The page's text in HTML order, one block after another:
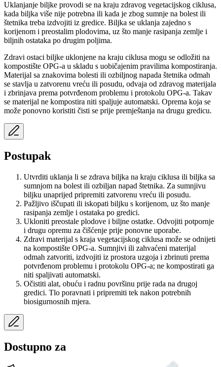
Uklanjanje biljke provodi se na kraju zdravog vegetacijskog ciklusa,
kada biljka više nije potrebna ili kada je zbog sumnje na bolest ili
štetnika treba izdvojiti iz gredice. Biljka se uklanja zajedno s
korijenom i preostalim plodovima, uz što manje rasipanja zemlje i
biljnih ostataka po drugim poljima.
Zdravi ostaci biljke uklonjene na kraju ciklusa mogu se odložiti na
kompostište OPG-a u skladu s uobičajenim pravilima kompostiranja.
Materijal sa znakovima bolesti ili ozbiljnog napada štetnika odmah
se stavlja u zatvorenu vreću ili posudu, odvaja od zdravog materijala
i zbrinjava prema potvrđenom problemu i protokolu OPG-a. Takav
se materijal ne kompostira niti spaljuje automatski. Oprema koja se
može ponovno koristiti čisti se prije premještanja na drugu gredicu.
Postupak
Utvrditi uklanja li se zdrava biljka na kraju ciklusa ili biljka sa
sumnjom na bolest ili ozbiljan napad štetnika. Za sumnjivu
biljku unaprijed pripremiti zatvorenu vreću ili posudu.
Pažljivo iščupati ili iskopati biljku s korijenom, uz što manje
rasipanja zemlje i ostataka po gredici.
Ukloniti preostale plodove i biljne ostatke. Odvojiti potpornje
i drugu opremu za čišćenje prije ponovne uporabe.
Zdravi materijal s kraja vegetacijskog ciklusa može se odnijeti
na kompostište OPG-a. Sumnjivi ili zahvaćeni materijal
odmah zatvoriti, izdvojiti iz prostora uzgoja i zbrinuti prema
potvrđenom problemu i protokolu OPG-a; ne kompostirati ga
niti spaljivati automatski.
Očistiti alat, obuću i radnu površinu prije rada na drugoj
gredici. Tlo poravnati i pripremiti tek nakon potrebnih
biosigurnosnih mjera.
Dostupno za